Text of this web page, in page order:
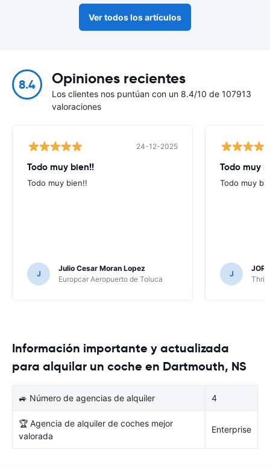
Ver todos los artículos
8.4 Opiniones recientes
Los clientes nos puntúan con un 8.4/10 de 107913
valoraciones
24-12-2025
Todo muy bien!!
Todo muy bien!!
J
Julio Cesar Moran Lopez
Europcar Aeropuerto de Toluca
Todo muy
Todo muy
J
Información importante y actualizada
para alquilar un coche en Dartmouth, NS
🚙 Número de agencias de alquiler 4
🏆 Agencia de alquiler de coches mejor
valorada
Enterprise